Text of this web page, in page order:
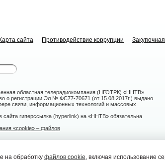
Карта сайта Противодействие коррупции
областная телерадиокомпания (НГОТРК) «ННТВ»
о регистрации Эл № ФС77-70671 (от 15.08.2017г.) выдано
связи, информационных технологий и массовых
гиперссылка (hyperlink) на «ННТВ» обязательна
«cookie» – файлов
на обработку файлов cookie, включая использование